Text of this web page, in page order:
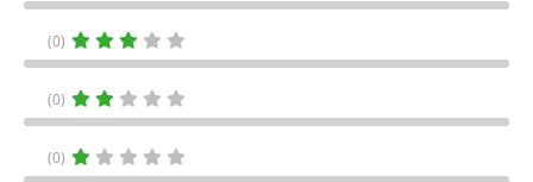
(0)
(0)
(0)